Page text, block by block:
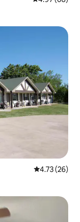
औसत रेटिंग 5 में
4.73 (26)